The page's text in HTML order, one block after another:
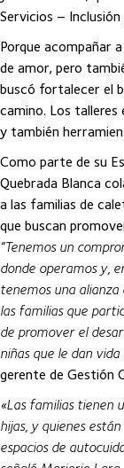
Servicios –
Porque acompañar
de amor, pero
buscó fortalecer el
camino. Los
y también
Como parte de su
Quebrada Blanca
a las familias de
que buscan
“Tenemos un
donde operamos y,
tenemos una alianza
las familias que
de promover el
niñas que le dan
gerente de Gestión
«Las familias tienen
hijas, y quienes
espacios de